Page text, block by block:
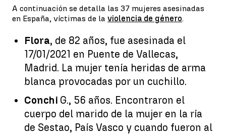
A continuación se detalla las 37 mujeres asesinadas
en España, víctimas de la violencia de género.
Flora, de 82 años, fue asesinada el
17/01/2021 en Puente de Vallecas,
Madrid. La mujer tenía heridas de arma
blanca provocadas por un cuchillo.
Conchi G., 56 años. Encontraron el
cuerpo del marido de la mujer en la ría
de Sestao, País Vasco y cuando fueron al